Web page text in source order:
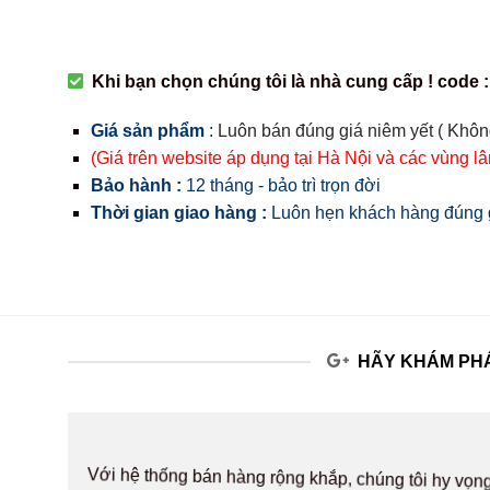
Khi bạn chọn chúng tôi là nhà cung cấp ! code
Giá sản phẩm: Luôn bán đúng giá niêm yết (
(Giá trên website áp dụng tại Hà Nội và các vùng
Bảo hành : 12 tháng - bảo trì trọn đời
Thời gian giao hàng : Luôn hẹn khách hàng
HÃY KHÁM